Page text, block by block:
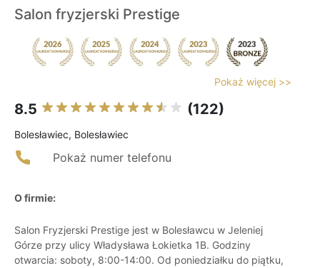
Salon fryzjerski Prestige
Pokaż więcej >>
8.5 (122)
Bolesławiec, Bolesławiec
Pokaż numer telefonu
O firmie:
Salon Fryzjerski Prestige jest w Bolesławcu w Jeleniej
Górze przy ulicy Władysława Łokietka 1B. Godziny
otwarcia: soboty, 8:00-14:00. Od poniedziałku do piątku,